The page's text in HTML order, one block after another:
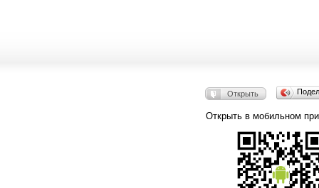
Открыть
Открыть в мобильном